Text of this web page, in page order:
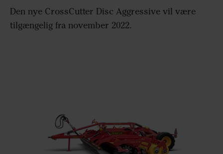
Den nye CrossCutter Disc Aggressive vil være
tilgængelig fra november 2022.